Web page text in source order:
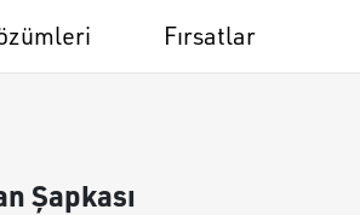
Fırsatlar
Şapkası